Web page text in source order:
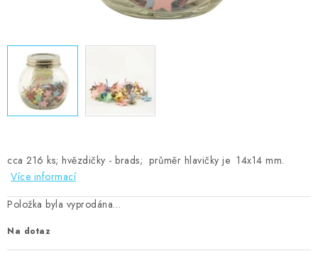
Podmínky ochrany osobních údajů
Ověřování recenzí
cca 216 ks; hvězdičky - brads; průměr hlavičky je 14x14 mm.
Více informací
Položka byla vyprodána…
Na dotaz